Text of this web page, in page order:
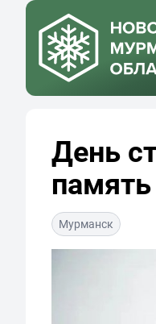
День
Мурманск